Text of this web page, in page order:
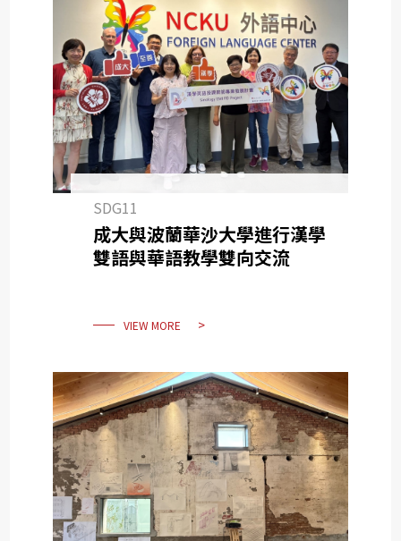
SDG11
成大與波蘭華沙大學進行漢學
雙語與華語教學雙向交流
VIEW MORE